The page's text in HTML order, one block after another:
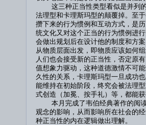
这三种正当性类型看似是并列的
法理型和卡理斯玛型的颠覆掉。至
攒下来的行为惯例和互动方式，是
统文化又对这个正当的行为惯例进
会做出规划后在设计他的制度和方
从物质层面出发，即物质应该如何
人们也会接受新的正当性，否定原
值想象力驱动，这种道德激情不可
久性的关系，卡理斯玛型一旦成功
能维持在初始阶段，终究会被法理
式创造（加冕、按手礼）等，都能
本月完成了韦伯经典著作的阅读
观念的影响，从而影响所在社会的
种正当性的内在逻辑做出理解。